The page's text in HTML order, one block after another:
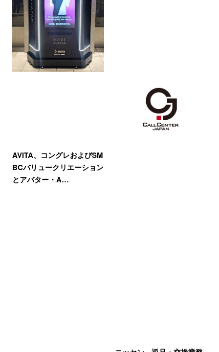
AVITA、コングレおよびSM
BCバリュークリエーション
とアバター・A…